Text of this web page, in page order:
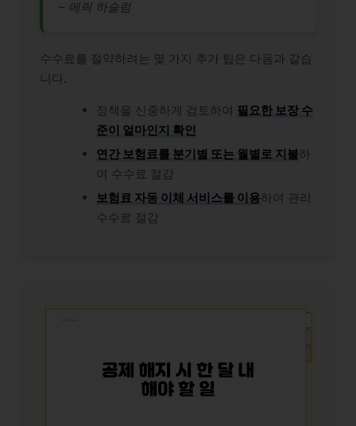
– 에릭 하슬럼
수수료를 절약하려는 몇 가지 추가 팁은 다음과 같습
니다.
정책을 신중하게 검토하여 필요한 보장 수
준이 얼마인지 확인
연간 보험료를 분기별 또는 월별로 지불하
여 수수료 절감
보험료 자동 이체 서비스를 이용하여 관리
수수료 절감